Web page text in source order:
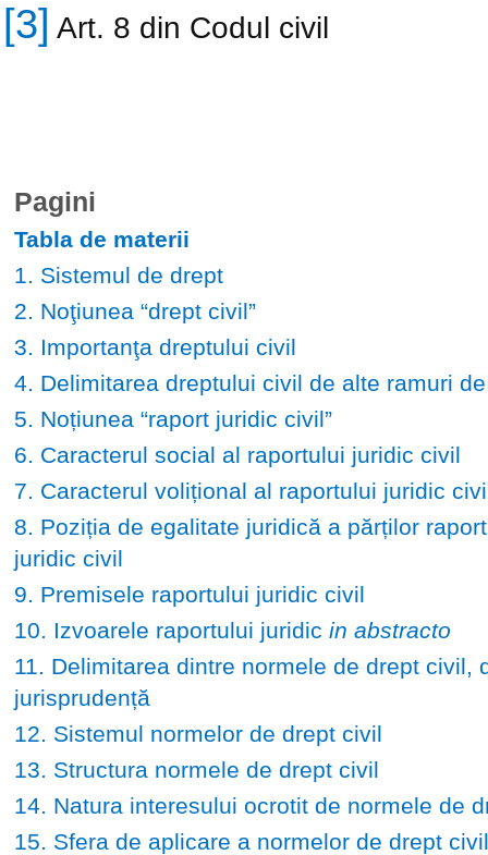
[3] Art. 8 din Codul civil
Pagini
Tabla de materii
1. Sistemul de drept
2. Noţiunea “drept civil”
3. Importanţa dreptului civil
4. Delimitarea dreptului civil de alte ramuri
5. Noțiunea “raport juridic civil”
6. Caracterul social al raportului juridic civil
7. Caracterul volițional al raportului juridic
8. Poziția de egalitate juridică a părților
juridic civil
9. Premisele raportului juridic civil
10. Izvoarele raportului juridic in abstracto
11. Delimitarea dintre normele de drept civil,
jurisprudență
12. Sistemul normelor de drept civil
13. Structura normele de drept civil
14. Natura interesului ocrotit de normele de
15. Sfera de aplicare a normelor de drept civil